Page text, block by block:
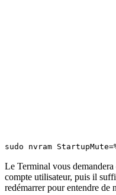
sudo nvram
Le Terminal vous
compte utilisateur, puis il
redémarrer pour entendre de